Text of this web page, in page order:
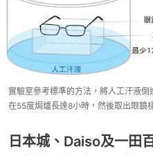
實驗室參考標準的方法，將人工汗液
在55度焗爐長達8小時，然後取出眼鏡
日本城、Daiso及一